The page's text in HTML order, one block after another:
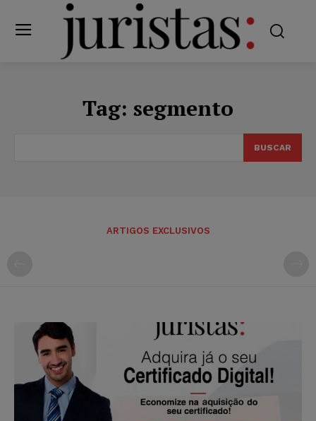
Tag: segmento
BUSCAR
ARTIGOS EXCLUSIVOS